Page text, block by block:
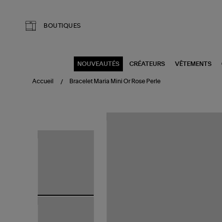
BOUTIQUES
NOUVEAUTÉS CRÉATEURS VÊTEMENTS
Accueil Bracelet Maria Mini Or Rose Perle